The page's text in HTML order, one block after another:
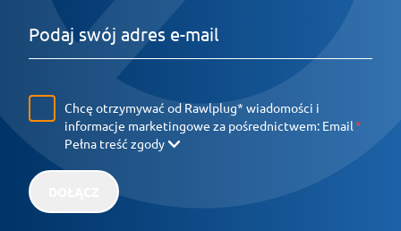
Chcę otrzymywać od Rawlplug* wiadomości i
informacje marketingowe za pośrednictwem: Email
Pełna treść zgody